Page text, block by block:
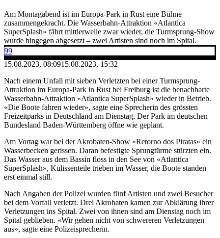
Am Montagabend ist im Europa-Park in Rust eine Bühne
zusammengekracht. Die Wasserbahn-Attraktion «Atlantica
SuperSplash» fährt mittlerweile zwar wieder, die Turmsprung-Show
wurde hingegen abgesetzt – zwei Artisten sind noch im Spital.
99
15.08.2023, 08:0915.08.2023, 15:32
Nach einem Unfall mit sieben Verletzten bei einer Turmsprung-
Attraktion im Europa-Park in Rust bei Freiburg ist die benachbarte
Wasserbahn-Attraktion «Atlantica SuperSplash» wieder in Betrieb.
«Die Boote fahren wieder», sagte eine Sprecherin des grössten
Freizeitparks in Deutschland am Dienstag. Der Park im deutschen
Bundesland Baden-Württemberg öffne wie geplant.
Am Vortag war bei der Akrobaten-Show «Retorno dos Piratas» ein
Wasserbecken gerissen. Daran befestigte Sprungtürme stürzten ein.
Das Wasser aus dem Bassin floss in den See von «Atlantica
SuperSplash», Kulissenteile trieben im Wasser, die Boote standen
erst einmal still.
Nach Angaben der Polizei wurden fünf Artisten und zwei Besucher
bei dem Vorfall verletzt. Drei Akrobaten kamen zur Abklärung ihrer
Verletzungen ins Spital. Zwei von ihnen sind am Dienstag noch im
Spital geblieben. «Wir gehen nicht von schwereren Verletzungen
aus», sagte eine Polizeisprecherin.